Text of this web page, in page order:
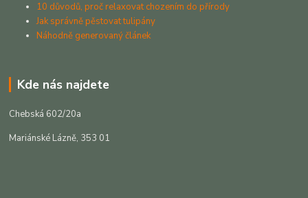
10 důvodů, proč relaxovat chozením do přírody
Jak správně pěstovat tulipány
Náhodně generovaný článek
Kde nás najdete
Chebská 602/20a
Mariánské Lázně, 353 01